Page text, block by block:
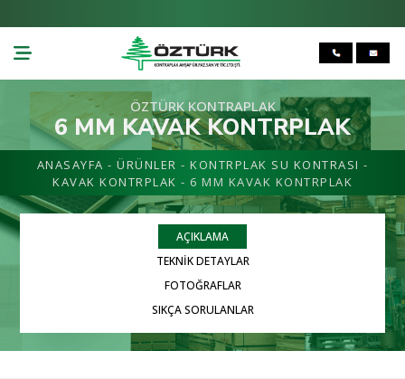
ÖZTÜRK KONTRAPLAK
6 MM KAVAK KONTRPLAK
ANASAYFA - ÜRÜNLER - KONTRPLAK SU KONTRASI -
KAVAK KONTRPLAK - 6 MM KAVAK KONTRPLAK
AÇIKLAMA
TEKNİK DETAYLAR
FOTOĞRAFLAR
SIKÇA SORULANLAR